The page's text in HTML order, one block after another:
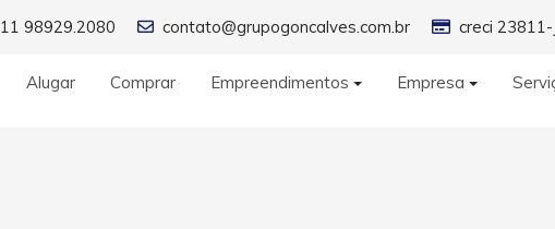
11 98929.2080 contato@grupogoncalves.com.br creci 23811-
Alugar Comprar Empreendimentos Empresa